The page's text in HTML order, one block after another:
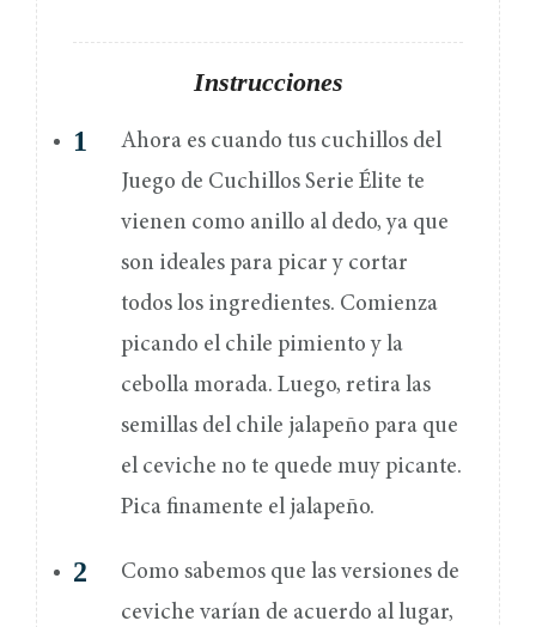
Instrucciones
Ahora es cuando tus cuchillos del
Juego de Cuchillos Serie Élite te
vienen como anillo al dedo, ya que
son ideales para picar y cortar
todos los ingredientes. Comienza
picando el chile pimiento y la
cebolla morada. Luego, retira las
semillas del chile jalapeño para que
el ceviche no te quede muy picante.
Pica finamente el jalapeño.
Como sabemos que las versiones de
ceviche varían de acuerdo al lugar,